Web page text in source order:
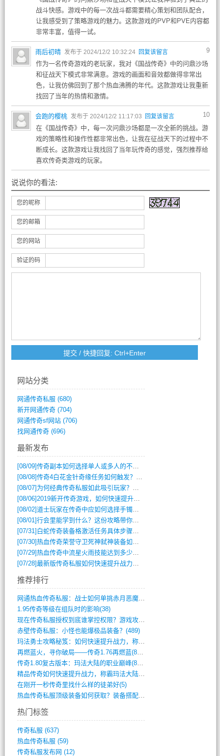
战斗快感。游戏中的每一次战斗都需要精心策划和团队配合，
让我感受到了策略游戏的魅力。这款游戏的PVP和PVE内容都
非常丰富，值得一试。
9
雨后初晴 发布于 2024/12/2 10:32:24 回复该留言
作为一名传奇游戏的老玩家，我对《国战传奇》中的问鼎沙场
和征战天下模式非常满意。游戏的画面和音效都做得非常出
色，让我仿佛回到了那个热血沸腾的年代。这款游戏让我重新
找回了当年的热情和激情。
10
会跑的樱桃 发布于 2024/12/2 11:17:03 回复该留言
在《国战传奇》中，每一次问鼎沙场都是一次全新的挑战。游
戏的策略性和操作性都非常出色，让我在征战天下的过程中不
断成长。这款游戏让我找回了当年玩传奇的感觉，强烈推荐给
喜欢传奇类游戏的玩家。
说说你的看法:
您的昵称
您的邮箱
您的网站
验证的码
网站分类
网通传奇私服 (680)
新开网通传奇(704)
网通传奇sf网站(706)
找网通传奇(696)
最新发布
[08/09]传奇副本如何选择单人或多人的不同模式？
[08/08]传奇4白花金针奇缘任务如何触发？完整攻略解析
[08/07] 为何经典传奇私服如此吸引玩家？深度攻略解析
[08/06]2019新开传奇游戏，如何快速提升角色等级？
[08/02]道士玩家在传奇中应如何选择手镯装备？
[08/01]行会里能学到什么？这份攻略带你全掌握
[07/31] 白蛇传奇装备格激活任务具体步骤是什么？如何完成？
[07/30]热血传奇荣誉守卫死神弑神装备如何获取与佩戴攻略？
[07/29]热血传奇中流星火雨技能达到多少级可以开始练装备？
[07/28]最新版传奇私服如何快速提升战力与获取稀有装备？
推荐排行
网通热血传奇私服：战士如何单挑赤月恶魔？(311)
1.95传奇等级在组队时的影响(38)
现在传奇私服授权到底谁掌控权限？游戏攻略(789)
赤壁传奇私服：小怪也能爆极品装备？(489)
玛法勇士攻略秘笈：如何快速提升战力，称霸(717)
再燃蓝火，寻你破局——传奇1.76再燃蓝(893)
传奇1.80复古版本：玛法大陆的职业巅峰(873)
精品传奇如何快速提升战力，称霸玛法大陆？(392)
在刚开一秒传奇里找什么样的徒弟好(5)
热血传奇私服顶级装备如何获取？装备搭配与(688)
热门标签
传奇私服 (637)
热血传奇私服 (59)
传奇私服发布网 (12)